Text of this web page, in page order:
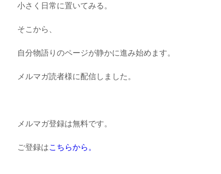
小さく日常に置いてみる。
そこから、
自分物語りのページが静かに進み始めます。
メルマガ読者様に配信しました。
メルマガ登録は無料です。
ご登録はこちらから。